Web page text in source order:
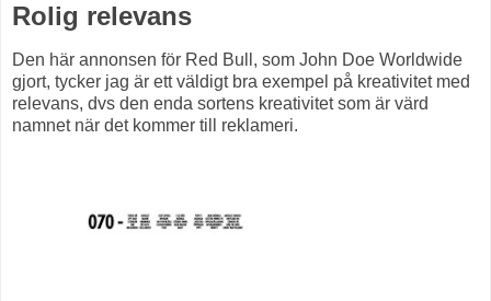
Rolig relevans
Den här annonsen för Red Bull, som John Doe Worldwide
gjort, tycker jag är ett väldigt bra exempel på kreativitet med
relevans, dvs den enda sortens kreativitet som är värd
namnet när det kommer till reklameri.